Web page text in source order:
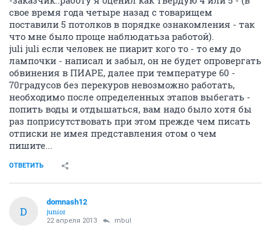
свое время года четыре назад с товарищем
поставили 5 потолков в порядке ознакомления - так
что мне было проще наблюдатьза работой).
juli juli если человек не пиарит кого то - то ему до
лампочки - написал и забыл, он не будет опровергать
обвинения в ПИАРЕ, далее при температуре 60 -
70градусов без перекуров невозможно работать,
необходимо после определенных этапов выбегать -
попить воды и отдышаться, вам надо было хотя бы
раз поприсутствовать при этом прежде чем писать
отписки не имея представления отом о чем
пишите...
ОТВЕТИТЬ
D
domnash12
junior
22 апреля 2013 mbul